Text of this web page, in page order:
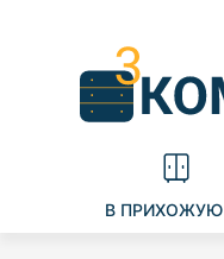
В ПРИХОЖУЮ